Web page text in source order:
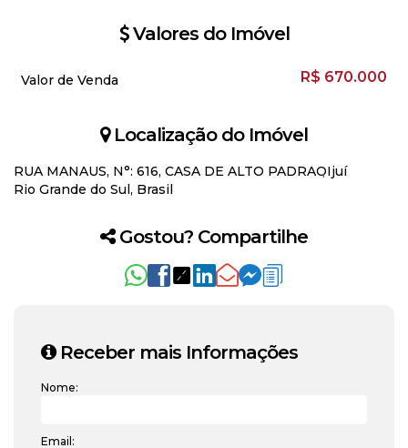
Valores do Imóvel
R$ 670.000
Valor de Venda
Localização do Imóvel
RUA MANAUS, N°: 616, CASA DE ALTO PADRAOIjuí
Rio Grande do Sul, Brasil
Gostou? Compartilhe
Receber mais Informações
Nome:
Email: